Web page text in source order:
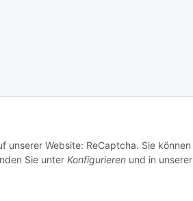
unserer Website: ReCaptcha. Sie können
Sie unter Konfigurieren und in unserer